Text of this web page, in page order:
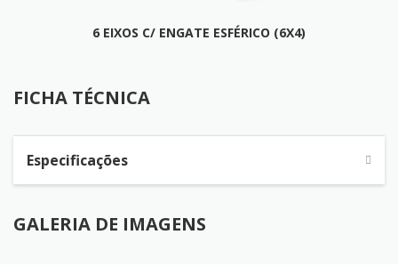
6 EIXOS C/ ENGATE ESFÉRICO (6X4)
FICHA TÉCNICA
Especificações
GALERIA DE IMAGENS